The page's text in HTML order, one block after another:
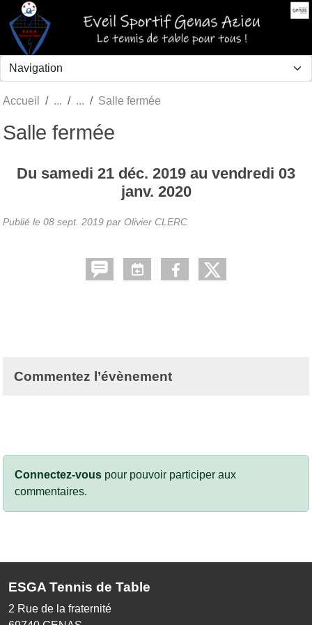
Accueil Salle fermée
Salle fermée
Du samedi 21 déc. 2019 au vendredi 03
janv. 2020
Publié le 08 sept. 2019 par Olivier CLERC
Commentez l’évènement
Connectez-vous pour pouvoir participer aux
commentaires.
ESGA Tennis de Table
2 Rue de la fraternité
Panneau de gestion des cookies